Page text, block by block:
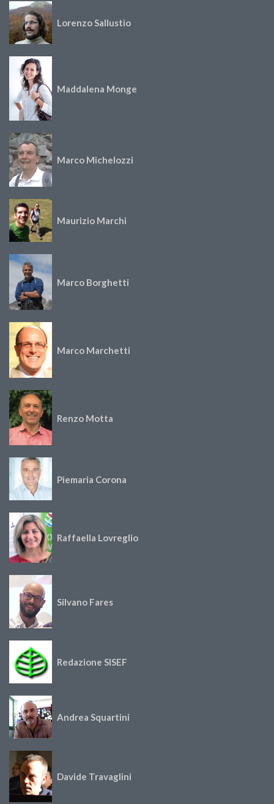
Lorenzo Sallustio
Maddalena Monge
Marco Michelozzi
Maurizio Marchi
Marco Borghetti
Marco Marchetti
Renzo Motta
Piemaria Corona
Raffaella Lovreglio
Silvano Fares
Redazione SISEF
Andrea Squartini
Davide Travaglini